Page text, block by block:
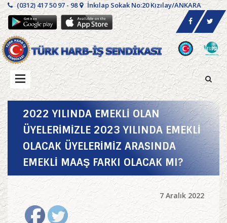
(0312) 417 50 97 - 98 İnkılap Sokak No:20 Kızılay/ANKARA
2022 YILINDA EMEKLİ OLAN
ÜYELERİMİZLE 2023 YILINDA EMEKLİ
OLACAK ÜYELERİMİZ ARASINDA
EMEKLİ MAAŞ FARKI OLACAK MI?
7 Aralık 2022